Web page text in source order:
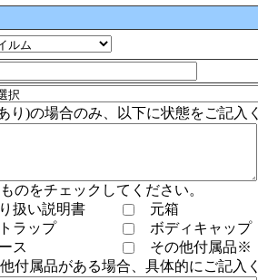
り)の場合のみ、以下に状態をご記入
のをチェックしてください。
扱い説明書
元箱
ラップ
ボディキャップ
ス
その他付属品※
付属品がある場合、具体的にご記入